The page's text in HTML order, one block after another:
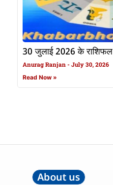
30 जुलाई 2026 के राशिफल
Anurag Ranjan July 30, 2026
Read Now »
About us